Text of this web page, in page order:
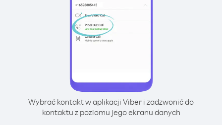
Wybrać kontakt w aplikacji Viber i zadzwonić do
kontaktu z poziomu jego ekranu danych